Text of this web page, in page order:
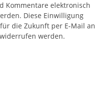
Kommentare elektronisch
Diese Einwilligung
die Zukunft per E-Mail an
widerrufen werden.